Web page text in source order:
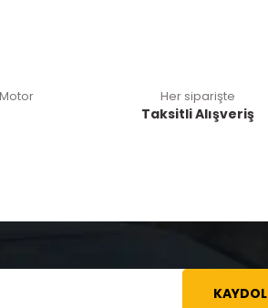
Her siparişte
Taksitli Alışveriş
KAYDOL